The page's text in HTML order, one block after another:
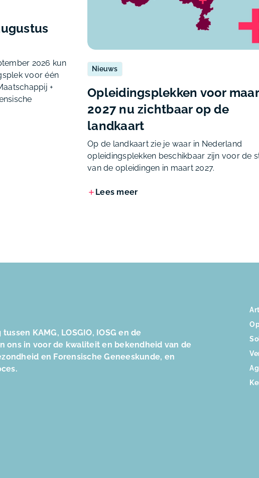
2026 kun
voor één
+
Nieuws
Opleidingsplekken voor
2027 nu zichtbaar op de
landkaart
Op de landkaart zie je waar in Nederland
opleidingsplekken beschikbaar zijn voor de
van de opleidingen in maart 2027.
Lees meer
KAMG, LOSGIO, IOSG en de
ons in voor de kwaliteit en bekendheid van de
en Forensische Geneeskunde, en